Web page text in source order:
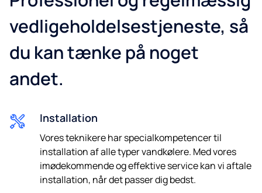
Telefon
Ved at sende os dine oplysninger accepterer du vores
persondatapolitik.Vi garanterer 100% beskyttelse af dine
oplysninger. Vi deler ikke dine oplysninger.
vedligeholdelsestjeneste, så
du kan tænke på noget
andet.
Installation
Vores teknikere har specialkompetencer til
installation af alle typer vandkølere. Med vores
imødekommende og effektive service kan vi aftale
installation, når det passer dig bedst.